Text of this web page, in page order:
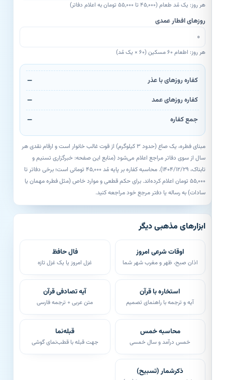
هر روز: یک مُد طعام (۴۵,۰۰۰ تا ۵۵,۰۰۰ تومان به اعلام دفاتر)
روزهای افطار عمدی
هر روز: اطعام ۶۰ مسکین (۶۰ × یک مُد)
کفاره روزهای با عذر
کفاره روزهای عمد
جمع کفاره
مبنای فطره، یک صاع (حدود ۳ کیلوگرم) از قوت غالب خانوار است و ارقام نقدی هر
سال از سوی دفاتر مراجع اعلام می‌شود (منابع این صفحه: خبرگزاری تسنیم و
تابناک، ۱۴۰۴/۱۲/۲۹). محاسبه کفاره بر پایه مُد ۴۵,۰۰۰ تومانی است؛ برخی دفاتر تا
۵۵,۰۰۰ تومان اعلام کرده‌اند. برای حکم قطعی و موارد خاص (مثل فطره مهمان یا
سادات) به رساله یا دفتر مرجع خود مراجعه کنید.
ابزارهای مذهبی دیگر
اوقات شرعی امروز
اذان صبح، ظهر و مغرب شهر شما
فال حافظ
غزل امروز یا یک غزل تازه
استخاره با قرآن
آیه و ترجمه با راهنمای تصمیم
آیه تصادفی قرآن
متن عربی + ترجمه فارسی
محاسبه خمس
خمس درآمد و سال خمسی
قبله‌نما
جهت قبله با قطب‌نمای گوشی
ذکرشمار (تسبیح)